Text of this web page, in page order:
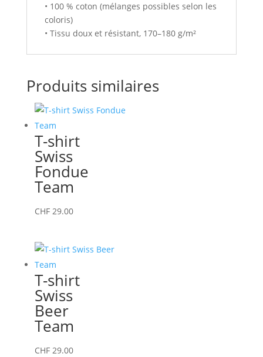
• 100 % coton (mélanges possibles selon les
coloris)
• Tissu doux et résistant, 170–180 g/m²
Produits similaires
T-shirt
Swiss
Fondue
Team
CHF29.00
plusieurs
T-shirt
Swiss
Beer
Team
CHF29.00